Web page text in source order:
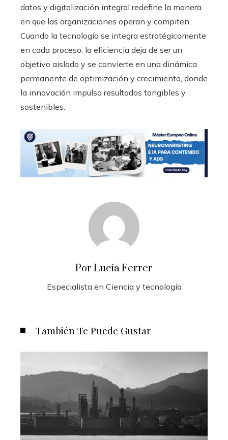
datos y digitalización integral redefine la manera
en que las organizaciones operan y compiten.
Cuando la tecnología se integra estratégicamente
en cada proceso, la eficiencia deja de ser un
objetivo aislado y se convierte en una dinámica
permanente de optimización y crecimiento, donde
la innovación impulsa resultados tangibles y
sostenibles.
Por Lucía Ferrer
Especialista en Ciencia y tecnología
También Te Puede Gustar